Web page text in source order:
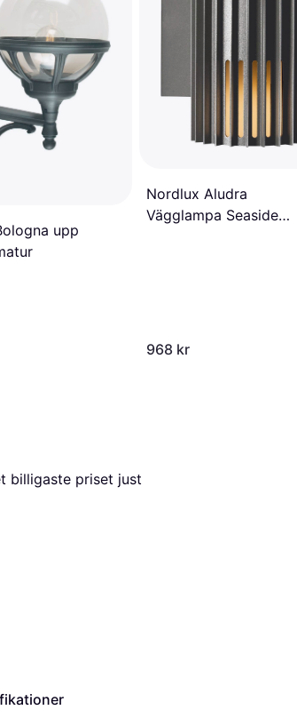
upp
Nordlux Aludra
Vägglampa Seaside
968 kr
billigaste priset just